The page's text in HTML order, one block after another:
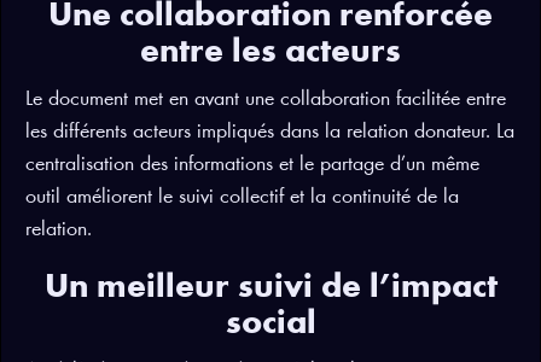
Une collaboration renforcée
entre les acteurs
Le document met en avant une collaboration facilitée entre
les différents acteurs impliqués dans la relation donateur. La
centralisation des informations et le partage d’un même
outil améliorent le suivi collectif et la continuité de la
relation.
Un meilleur suivi de l’impact
social